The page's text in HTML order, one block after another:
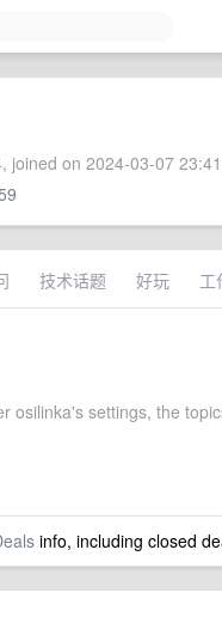
joined on 2024-03-07
技术话题 好玩 工
osilinka's settings, the
info, including closed